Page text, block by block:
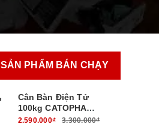
SẢN PHẨM BÁN CHẠY
Cân Bàn Điện Tử
100kg CATOPHA
B19W100B45
2.590.000₫ 3.300.000₫